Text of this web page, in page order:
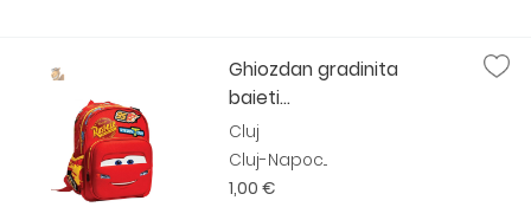
Ghiozdan gradinita
baieti...
Cluj
Cluj-Napoc...
1,00 €